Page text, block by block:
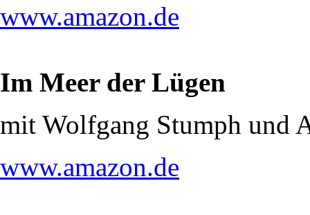
www.amazon.de
Im Meer der Lügen
mit Wolfgang Stumph und
www.amazon.de